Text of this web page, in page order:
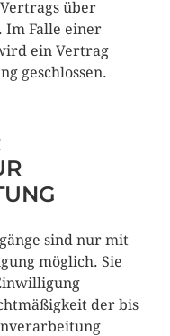
über
Falle einer
ein Vertrag
geschlossen.
sind nur mit
möglich. Sie
der bis